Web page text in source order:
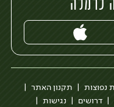
נפוצות
תקנון האתר
דרושים
נגישות